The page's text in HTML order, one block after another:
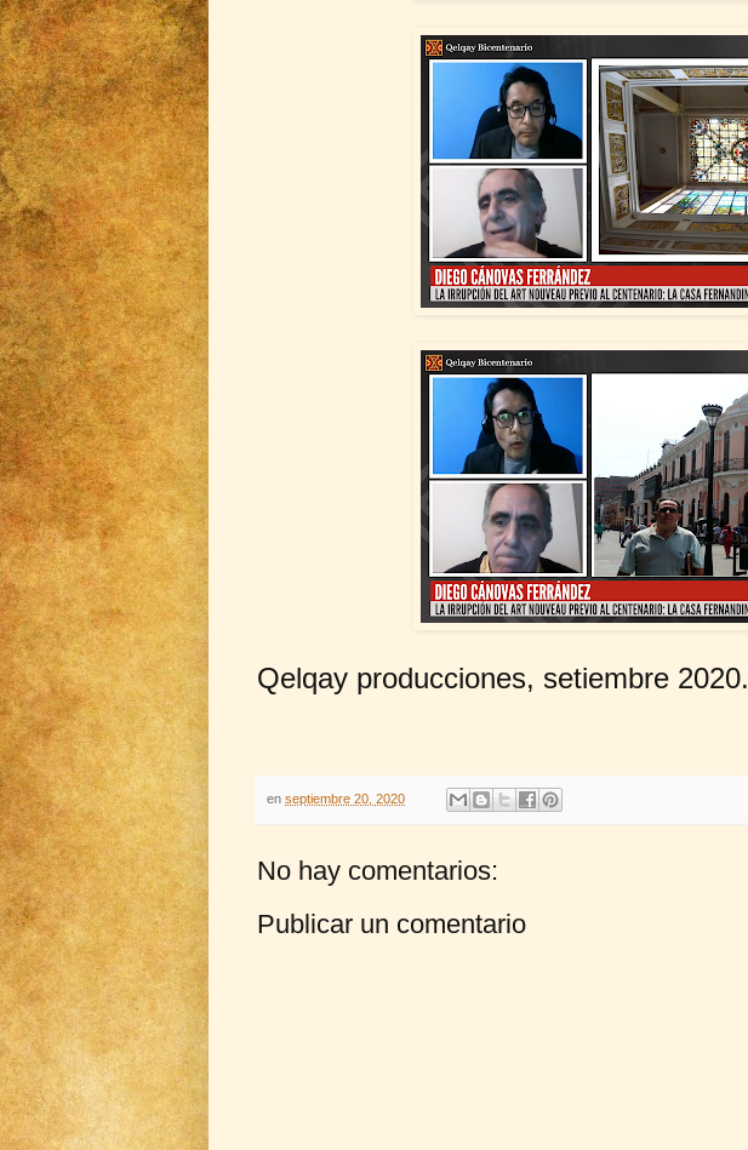
Qelqay producciones, setiembre 2020.
en septiembre 20, 2020
No hay comentarios:
Publicar un comentario